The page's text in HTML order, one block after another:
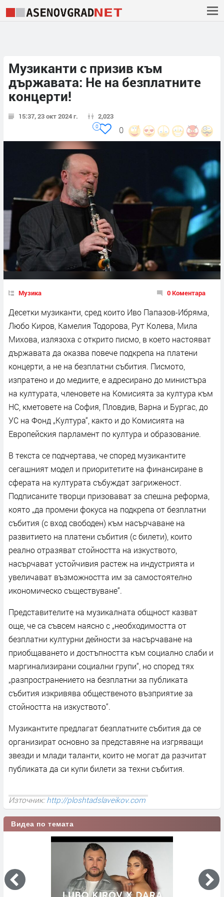
Музиканти с призив към
държавата: Не на безплатните
концерти!
15:37, 23 окт 2024 г. 2,023
0
0
Музика 0 Коментара
Десетки музиканти, сред които Иво Папазов-Ибряма,
Любо Киров, Камелия Тодорова, Рут Колева, Мила
Михова, излязоха с открито писмо, в което настояват
държавата да оказва повече подкрепа на платени
концерти, а не на безплатни събития. Писмото,
изпратено и до медиите, е адресирано до министъра
на културата, членовете на Комисията за култура към
НС, кметовете на София, Пловдив, Варна и Бургас, до
УС на Фонд „Култура“, както и до Комисията на
Европейския парламент по култура и образование.
В текста се подчертава, че според музикантите
сегашният модел и приоритетите на финансиране в
сферата на културата събуждат загриженост.
Подписаните творци призовават за спешна реформа,
която „да промени фокуса на подкрепа от безплатни
събития (с вход свободен) към насърчаване на
развитието на платени събития (с билети), които
реално отразяват стойността на изкуството,
насърчават устойчивия растеж на индустрията и
увеличават възможността им за самостоятелно
икономическо съществуване“.
Представителите на музикалната общност казват
още, че са съвсем наясно с „необходимостта от
безплатни културни дейности за насърчаване на
приобщаването и достъпността към социално слаби и
маргинализирани социални групи“, но според тях
„разпространението на безплатни за публиката
събития изкривява общественото възприятие за
стойността на изкуството“.
Музикантите предлагат безплатните събития да се
организират основно за представяне на изгряващи
звезди и млади таланти, които не могат да разчитат
публиката да си купи билети за техни събития.
Източник:http://ploshtadslaveikov.com
Видеа по темата